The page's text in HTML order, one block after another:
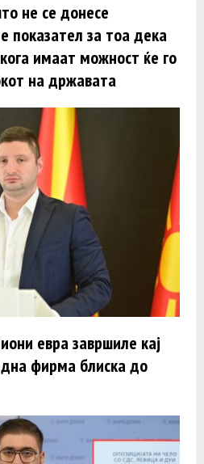
не се донесе
показател за тоа дека
имаат можност ќе го
на државата
евра завршиле кај
фирма блиска до